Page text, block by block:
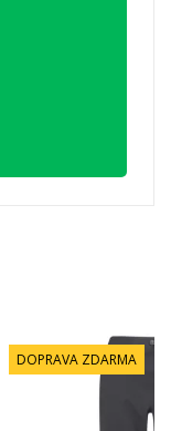
DOPRAVA ZDARMA